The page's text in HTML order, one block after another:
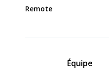
Remote
Équipe